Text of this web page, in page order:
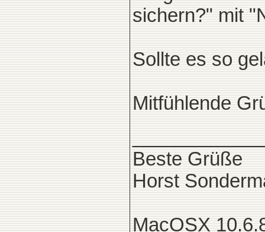
sichern?" mit
Sollte es so
Mitfühlende
Beste Grüße
Horst
MacOSX